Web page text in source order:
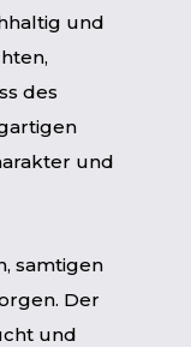
und
des
und
samtigen
Der
und